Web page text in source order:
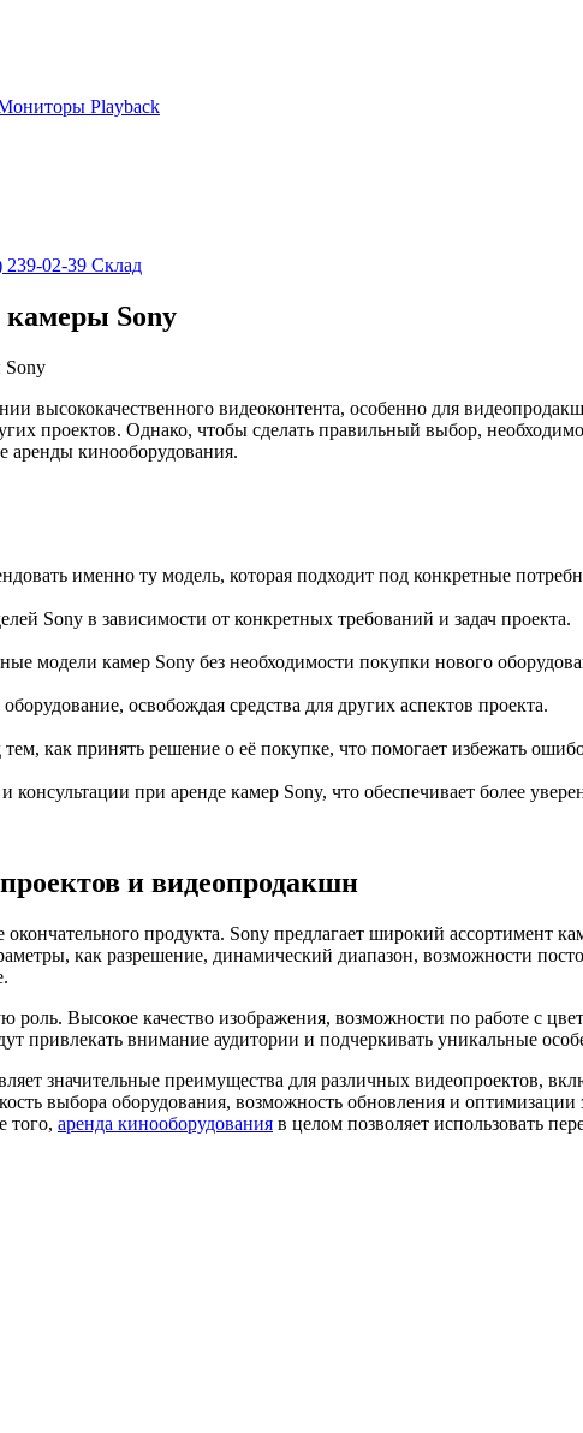
Playback
239-02-39 Склад
Sony
Sony
высококачественного видеоконтента, особенно для
проектов. Однако, чтобы сделать правильный выбор,
аренды кинооборудования.
именно ту модель, которая подходит под конкретные
Sony в зависимости от конкретных требований и задач проекта.
модели камер Sony без необходимости покупки нового
освобождая средства для других аспектов проекта.
как принять решение о её покупке, что помогает избежать
при аренде камер Sony, что обеспечивает более
и видеопродакшн
продукта. Sony предлагает широкий ассортимент
как разрешение, динамический диапазон, возможности
Высокое качество изображения, возможности по работе с
привлекать внимание аудитории и подчеркивать уникальные
значительные преимущества для различных видеопроектов,
выбора оборудования, возможность обновления и
того, аренда кинооборудования в целом позволяет использовать